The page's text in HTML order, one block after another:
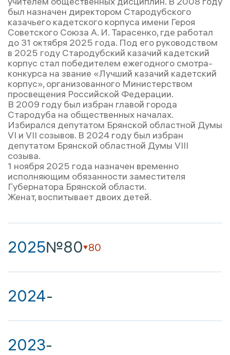
был назначен директором Стародубского
казачьего кадетского корпуса имени Героя
Советского Союза А. И. Тарасенко, где работал
до 31 октября 2025 года. Под его руководством
в 2025 году Стародубский казачий кадетский
корпус стал победителем ежегодного смотра-
конкурса на звание «Лучший казачий кадетский
корпус», организованного Министерством
просвещения Российской Федерации.
В 2009 году был избран главой города
Стародуба на общественных началах.
Избирался депутатом Брянской областной Думы
VI и VII созывов. В 2024 году был избран
депутатом Брянской областной Думы VIII
созыва.
1 ноября 2025 года назначен временно
исполняющим обязанности заместителя
Губернатора Брянской области.
Женат, воспитывает двоих детей.
2025№80 80
2024-
2023-